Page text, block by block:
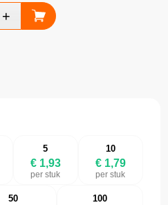
5
€ 1,93
per stuk
10
€ 1,79
per stuk
50 100